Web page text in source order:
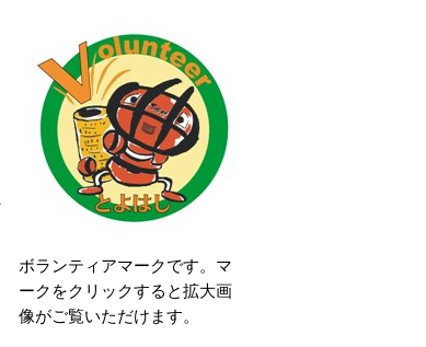
ボランティアマークです。マ
ークをクリックすると拡大画
像がご覧いただけます。